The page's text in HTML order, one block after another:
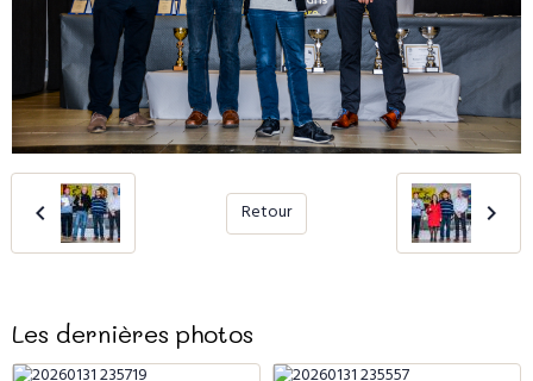
Retour
Les dernières photos